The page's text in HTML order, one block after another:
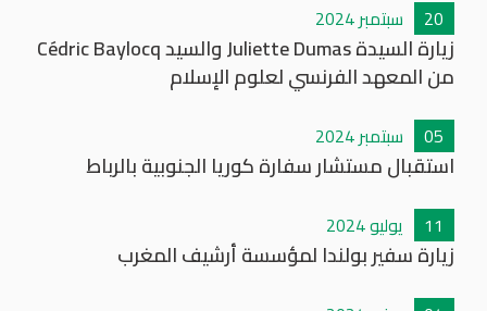
20 سبتمبر2024
زيارة السيدة Juliette Dumas والسيد Cédric Baylocq
من المعهد الفرنسي لعلوم الإسلام
05 سبتمبر2024
استقبال مستشار سفارة كوريا الجنوبية بالرباط
11 يوليو2024
زيارة سفير بولندا لمؤسسة أرشيف المغرب